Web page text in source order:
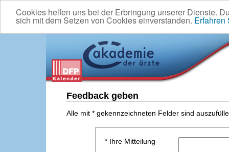
Cookies helfen uns bei der Erbringung unserer Dienste.
sich mit dem Setzen von Cookies einverstanden. Erfahren
Feedback geben
Alle mit * gekennzeichneten Felder sind
* Ihre Mitteilung